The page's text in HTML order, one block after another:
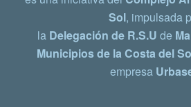
Sol, impulsada
la Delegación de R.S.U de
Municipios de la Costa del
empresa